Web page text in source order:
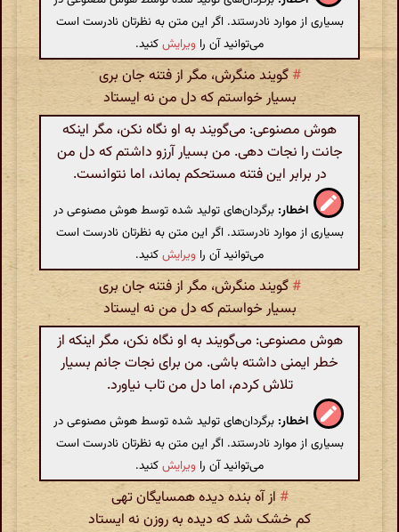
بسیاری از موارد نادرستند. اگر این متن به نظرتان نادرست است
می‌توانید آن را ویرایشکنید.
# گویند منگرش، مگر از فتنه جان بری
بسیار خواستم که دل من نه ایستاد
هوش مصنوعی: می‌گویند به او نگاه نکن، مگر اینکه
جانت را نجات دهی. من بسیار آرزو داشتم که دل من
در برابر این فتنه مستحکم بماند، اما نتوانست.
اخطار: برگردان‌های تولید شده توسط هوش مصنوعی در
بسیاری از موارد نادرستند. اگر این متن به نظرتان نادرست است
می‌توانید آن را ویرایشکنید.
# گویند منگرش، مگر از فتنه جان بری
بسیار خواستم که دل من نه ایستاد
هوش مصنوعی: می‌گویند به او نگاه نکن، مگر اینکه از
خطر ایمنی داشته باشی. من برای نجات جانم بسیار
تلاش کردم، اما دل من تاب نیاورد.
اخطار: برگردان‌های تولید شده توسط هوش مصنوعی در
بسیاری از موارد نادرستند. اگر این متن به نظرتان نادرست است
می‌توانید آن را ویرایشکنید.
# از آه بنده دیده همسایگان تهی
کم خشک شد که دیده به روزن نه ایستاد